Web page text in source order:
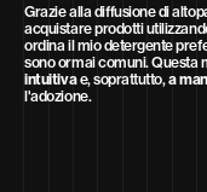
Grazie alla diffusione di
acquistare prodotti
ordina il mio detergente
sono ormai comuni. Questa
intuitivae, soprattutto,a
l'adozione.